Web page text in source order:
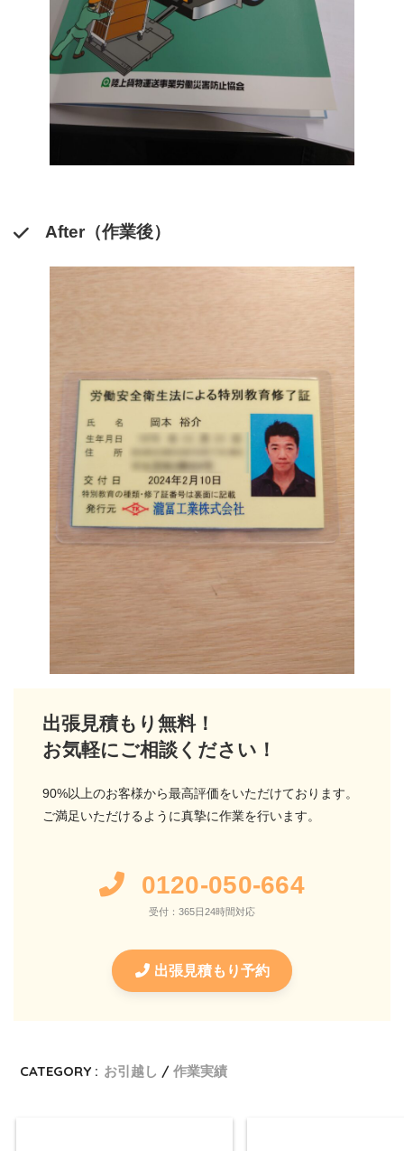
After（作業後）
出張見積もり無料！
お気軽にご相談ください！
90%以上のお客様から最高評価をいただけております。
ご満足いただけるように真摯に作業を行います。
0120-050-664
受付：365日24時間対応
出張見積もり予約
CATEGORY : お引越し 作業実績